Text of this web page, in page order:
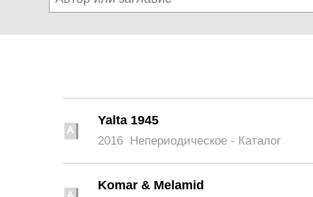
Yalta 1945
2016 Непериодическое - Каталог
Komar & Melamid